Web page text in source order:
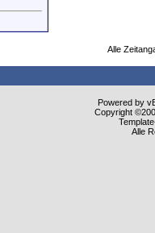
Alle
Powered by
Copyright
Alle